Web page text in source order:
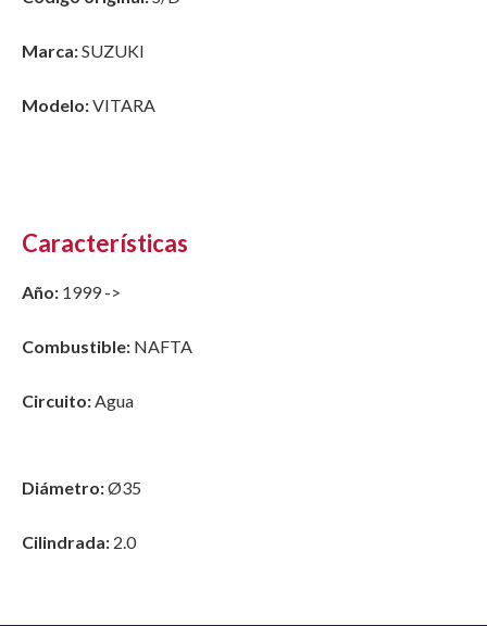
Marca:SUZUKI
Modelo:VITARA
Características
Año: 1999 ->
Combustible: NAFTA
Circuito: Agua
Diámetro:Ø35
Cilindrada: 2.0